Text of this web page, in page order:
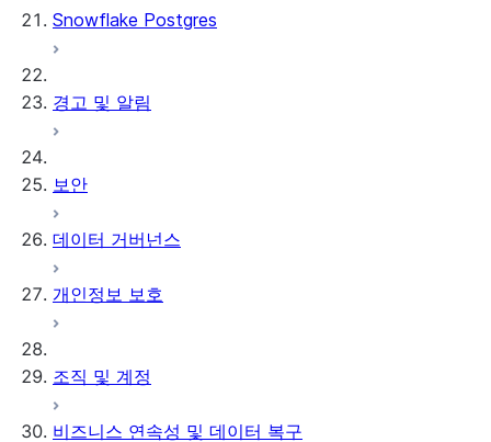
Snowflake Postgres
경고 및 알림
보안
데이터 거버넌스
개인정보 보호
조직 및 계정
비즈니스 연속성 및 데이터 복구